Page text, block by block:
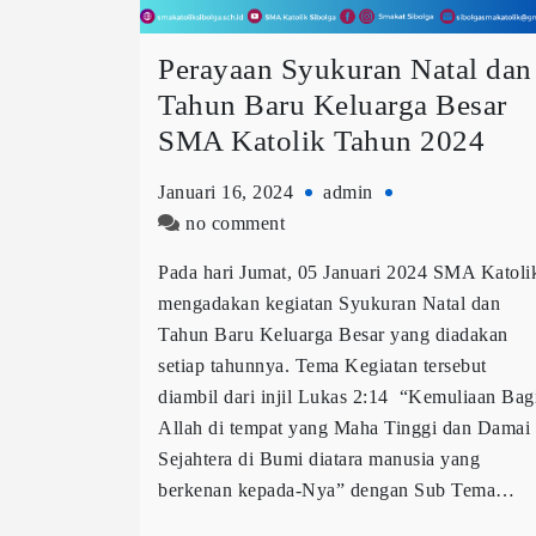
Perayaan Syukuran Natal dan
Tahun Baru Keluarga Besar
SMA Katolik Tahun 2024
Januari 16, 2024
admin
no comment
Pada hari Jumat, 05 Januari 2024 SMA
mengadakan kegiatan Syukuran Natal dan
Tahun Baru Keluarga Besar yang diadakan
setiap tahunnya. Tema Kegiatan tersebut
diambil dari injil Lukas 2:14 “Kemuliaan
Allah di tempat yang Maha Tinggi dan Damai
Sejahtera di Bumi diatara manusia yang
berkenan kepada-Nya” dengan Sub Tema…